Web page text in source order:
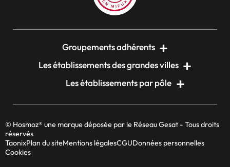
Groupements adhérents
Les établissements des grandes villes
Les établissements par pôle
© Hosmoz® une marque déposée par le Réseau Gesat - Tous droits
réservés
TaonixPlan du siteMentions légalesCGUDonnées personnelles
Cookies